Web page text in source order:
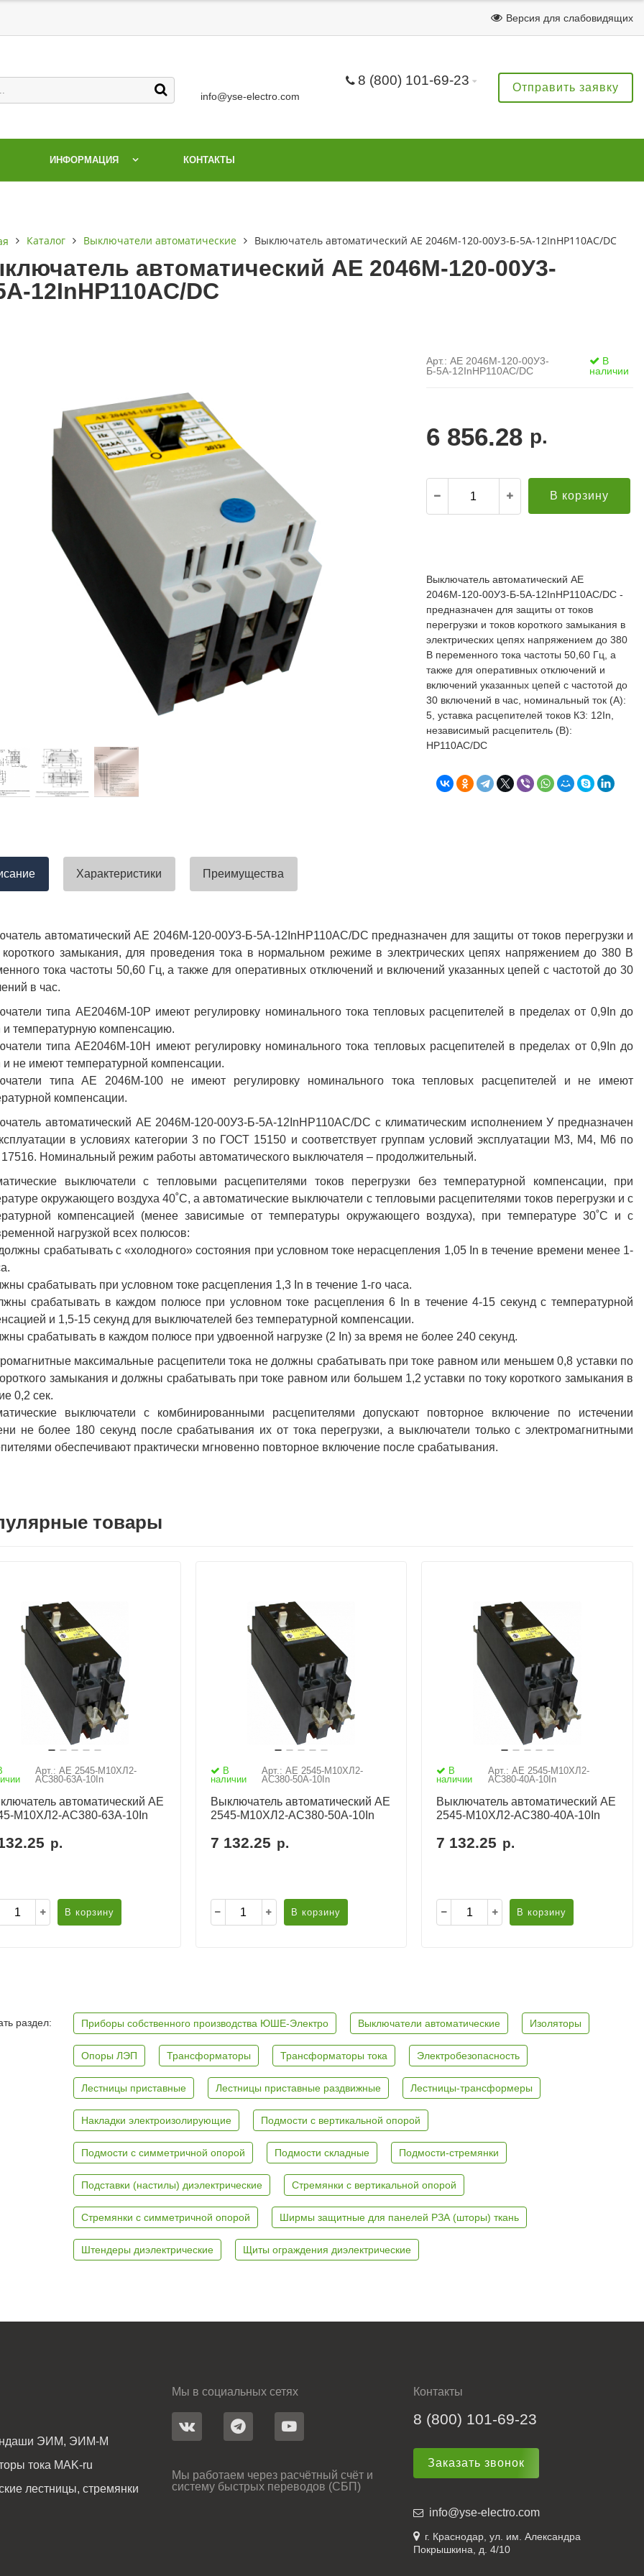
Версия для слабовидящих
8 (800) 101-69-23
info@yse-electro.com
Отправить заявку
ИНФОРМАЦИЯ КОНТАКТЫ
(Филиал
15.02.2022
Электро выиграла тендер на
поставку деревянных опор ЛЭП
складского оперативного
своевременно. Претензий
элементы опор высокого
заболонного слоя древесины
изделия (опоры ЛЭП),
моей памяти компания
и поставщик опор ЛЭП
ЛЭП такими документами.
с таким ответственным
Татьяна (Branch of «Saren B.
V.» PLLC)
Выражаю благодарность вашей компании за
оперативную обработку нашего запроса!
Выставили коммерческое предложение по
хорошей цене в течение двух дней (а там без
малого сотня товарных позиций была). Мы
успели закрыть смету большого объекта в срок. А
вы получили хороший заказ))
Поставка опор ЛЭП в Бурятию. Спасибо за
качественную продукцию и быструю доставку!
Всё прошло хорошо. Евгению отдельное спасибо
за ответственный подход к делу, понимание и
вежливое обращение!
Каталог Выключатели автоматические Выключатель автоматический АЕ 2046М-120-00У3-Б-5А-12InНР110AC/DC
автоматический АЕ 2046М-120-00У3-
12InНР110AC/DC
Арт.: АЕ 2046М-120-00У3-
Б-5А-12InНР110AC/DC
В
наличии
6 856.28 р.
В корзину
Выключатель автоматический АЕ
2046М-120-00У3-Б-5А-12InНР110AC/DC -
предназначен для защиты от токов
перегрузки и токов короткого замыкания в
электрических цепях напряжением до 380
В переменного тока частоты 50,60 Гц, а
также для оперативных отключений и
включений указанных цепей с частотой до
30 включений в час, номинальный ток (А):
5, уставка расцепителей токов КЗ: 12In,
независимый расцепитель (В):
НР110AC/DC
Характеристики Преимущества
автоматический АЕ 2046М-120-00У3-Б-5А-12InНР110AC/DC предназначен для защиты от токов перегрузки и
короткого замыкания, для проведения тока в нормальном режиме в электрических цепях напряжением до 380 В
тока частоты 50,60 Гц, а также для оперативных отключений и включений указанных цепей с частотой до 30
в час.
типа АЕ2046М-10Р имеют регулировку номинального тока тепловых расцепителей в пределах от 0,9In до
и температурную компенсацию.
типа АЕ2046М-10Н имеют регулировку номинального тока тепловых расцепителей в пределах от 0,9In до
и не имеют температурной компенсации.
типа АЕ 2046М-100 не имеют регулировку номинального тока тепловых расцепителей и не имеют
компенсации.
автоматический АЕ 2046М-120-00У3-Б-5А-12InНР110AC/DC с климатическим исполнением У предназначен
в условиях категории 3 по ГОСТ 15150 и соответствует группам условий эксплуатации М3, М4, М6 по
Номинальный режим работы автоматического выключателя – продолжительный.
выключатели с тепловыми расцепителями токов перегрузки без температурной компенсации, при
окружающего воздуха 40˚С, а автоматические выключатели с тепловыми расцепителями токов перегрузки и с
компенсацией (менее зависимые от температуры окружающего воздуха), при температуре 30˚С и с
нагрузкой всех полюсов:
срабатывать с «холодного» состояния при условном токе нерасцепления 1,05 In в течение времени менее 1-
срабатывать при условном токе расцепления 1,3 In в течение 1-го часа.
срабатывать в каждом полюсе при условном токе расцепления 6 In в течение 4-15 секунд с температурной
и 1,5-15 секунд для выключателей без температурной компенсации.
срабатывать в каждом полюсе при удвоенной нагрузке (2 In) за время не более 240 секунд.
максимальные расцепители тока не должны срабатывать при токе равном или меньшем 0,8 уставки по
замыкания и должны срабатывать при токе равном или большем 1,2 уставки по току короткого замыкания в
0,2 сек.
выключатели с комбинированными расцепителями допускают повторное включение по истечении
не более 180 секунд после срабатывания их от тока перегрузки, а выключатели только с электромагнитными
обеспечивают практически мгновенно повторное включение после срабатывания.
товары
Арт.: АЕ 2545-М10ХЛ2-
AC380-63А-10In
автоматический АЕ
М10ХЛ2-AC380-63А-10In
р.
В корзину
В
наличии
Арт.: АЕ 2545-М10ХЛ2-
AC380-50А-10In
Выключатель автоматический АЕ
2545-М10ХЛ2-AC380-50А-10In
7 132.25 р.
В корзину
В
наличии
Арт.: АЕ 2545-М10ХЛ2-
AC380-40А-10In
Выключатель автоматический АЕ
2545-М10ХЛ2-AC380-40А-10In
7 132.25 р.
В корзину
раздел: Приборы собственного производства ЮШЕ-Электро Выключатели автоматические Изоляторы
Опоры ЛЭП Трансформаторы Трансформаторы тока Электробезопасность
Лестницы приставные Лестницы приставные раздвижные Лестницы-трансформеры
Накладки электроизолирующие Подмости с вертикальной опорой
Подмости с симметричной опорой Подмости складные Подмости-стремянки
Подставки (настилы) диэлектрические Стремянки с вертикальной опорой
Стремянки с симметричной опорой Ширмы защитные для панелей РЗА (шторы) ткань
Штендеры диэлектрические Щиты ограждения диэлектрические
ЭИМ, ЭИМ-М
тока MAK-ru
лестницы, стремянки
Мы в социальных сетях
Мы работаем через расчётный счёт и
систему быстрых переводов (СБП)
Контакты
8 (800) 101-69-23
Заказать звонок
info@yse-electro.com
г. Краснодар, ул. им. Александра
Покрышкина, д. 4/10